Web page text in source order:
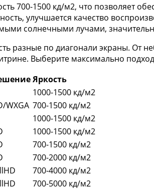
700-1500 кд/м2, что позволяет
улучшается качество
солнечными лучами,
разные по диагонали экраны. От
Выберите максимально
Яркость
1000-1500 кд/м2
WXGA 700-1500 кд/м2
1000-1500 кд/м2
1000-1500 кд/м2
700-1500 кд/м2
700-2000 кд/м2
700-4000 кд/м2
700-5000 кд/м2